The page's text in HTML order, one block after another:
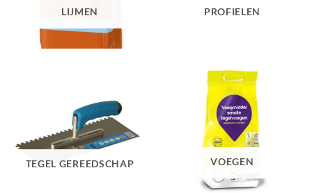
LIJMEN PROFIELEN
TEGEL GEREEDSCHAP VOEGEN